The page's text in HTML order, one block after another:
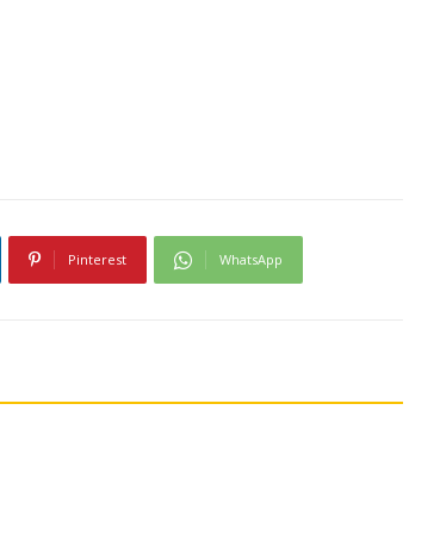
Pinterest WhatsApp